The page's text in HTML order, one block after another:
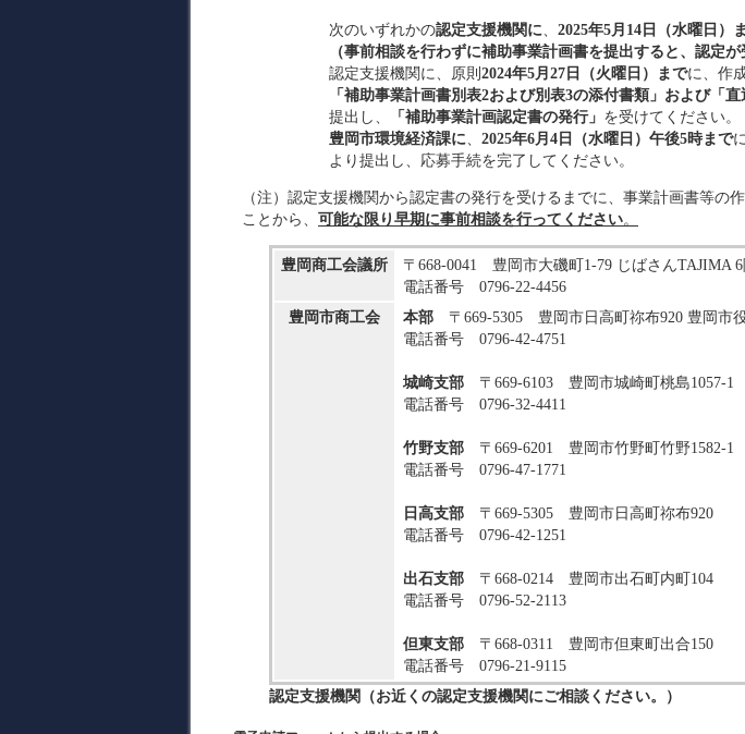
次のいずれかの認定支援機関に 2025年5月14日（水曜日）
（事前相談を行わずに補助事業計画書を提出すると、認定
認定支援機関に、原則 2024年5月27日（火曜日）までに、作
「補助事業計画書別表2および別表3の添付書類」および「直
提出し、
「補助事業計画認定書の発行」 を受けてください
豊岡市環境経済課に
2025年6月4日（水曜日）午後5時まで
より提出し、応募手続を完了してください。
（注）認定支援機関から認定書の発行を受けるまでに、事業計画書等の
ことから、 可能な限り早期に事前相談を行ってください。
豊岡商工会議所
〒668-0041 豊岡市大磯町1-79 じばさんTAJIMA
電話番号 0796-22-4456
豊岡市商工会
本部 〒669-5305 豊岡市日高町祢布920 豊岡市
電話番号 0796-42-4751
城崎支部 〒669-6103 豊岡市城崎町桃島1057-
電話番号 0796-32-4411
竹野支部 〒669-6201 豊岡市竹野町竹野1582-1
電話番号 0796-47-1771
日高支部 〒669-5305 豊岡市日高町祢布920
電話番号 0796-42-1251
出石支部 〒668-0214 豊岡市出石町内町104
電話番号 0796-52-2113
但東支部 〒668-0311 豊岡市但東町出合150
電話番号 0796-21-9115
認定支援機関（お近くの認定支援機関にご相談ください。）